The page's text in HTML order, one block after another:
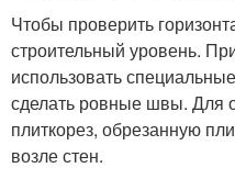
Чтобы проверить
строительный уровень.
использовать
сделать ровные швы. Для
плиткорез, обрезанную
возле стен.